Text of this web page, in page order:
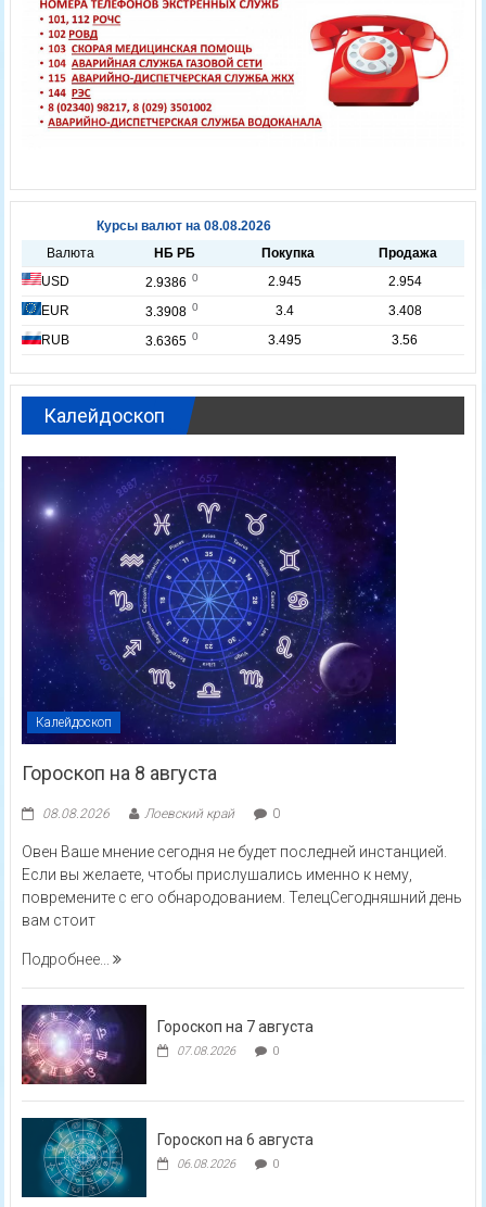
Калейдоскоп
Калейдоскоп
Гороскоп на 8 августа
08.08.2026 Лоевский край 0
Овен Ваше мнение сегодня не будет последней инстанцией.
Если вы желаете, чтобы прислушались именно к нему,
повремените с его обнародованием. ТелецСегодняшний день
вам стоит
Подробнее...
Гороскоп на 7 августа
07.08.2026 0
Гороскоп на 6 августа
06.08.2026 0